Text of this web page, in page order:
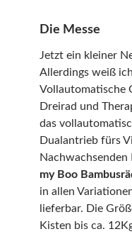
Die Messe
Jetzt ein kleiner
Allerdings weiß
Vollautomatische
Dreirad und
das
Dualantrieb fürs
my Boo
in allen
lieferbar. Die
Kisten bis ca.